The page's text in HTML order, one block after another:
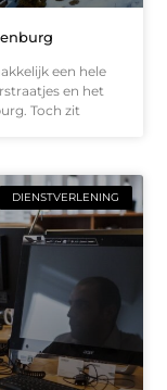
een hele
en het
Toch zit
DIENSTVERLENING